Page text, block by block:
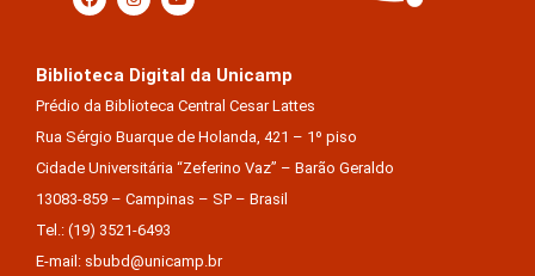
Biblioteca Digital da Unicamp
Prédio da Biblioteca Central Cesar Lattes
Rua Sérgio Buarque de Holanda, 421 – 1º piso
Cidade Universitária “Zeferino Vaz” – Barão Geraldo
13083-859 – Campinas – SP – Brasil
Tel.: (19) 3521-6493
E-mail: sbubd@unicamp.br